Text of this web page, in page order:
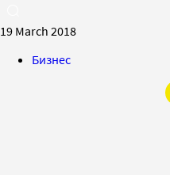
19 March 2018
Бизнес